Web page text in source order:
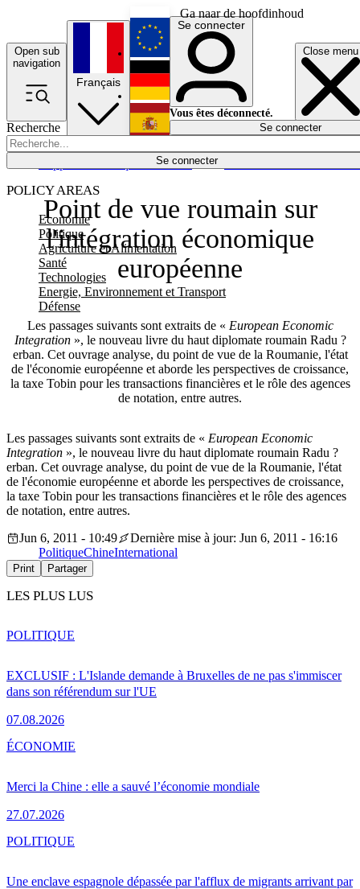
Ga naar de hoofdinhoud
Open sub
navigation
Close menu
Recherche
Se connecter
POLICY AREAS
Economie
Politique
Agriculture et Alimentation
Santé
Technologies
Energie, Environnement et Transport
Défense
Économie
Français
English
Deutsch
Español
Se connecter
Vous êtes déconnecté.
Se connecter
Point de vue roumain sur
l'intégration économique
européenne
Les passages suivants sont extraits de « European Economic
Integration », le nouveau livre du haut diplomate roumain Radu ?
erban. Cet ouvrage analyse, du point de vue de la Roumanie, l'état
de l'économie européenne et aborde les perspectives de croissance,
la taxe Tobin pour les transactions financières et le rôle des agences
de notation, entre autres.
Les passages suivants sont extraits de « European Economic
Integration », le nouveau livre du haut diplomate roumain Radu ?
erban. Cet ouvrage analyse, du point de vue de la Roumanie, l'état
de l'économie européenne et aborde les perspectives de croissance,
la taxe Tobin pour les transactions financières et le rôle des agences
de notation, entre autres.
Jun 6, 2011 - 10:49
Dernière mise à jour: Jun 6, 2011 - 16:16
PolitiqueChineInternational
Print Partager
LES PLUS LUS
EXCLUSIF : L'Islande demande à Bruxelles de ne pas s'immiscer
dans son référendum sur l'UE
07.08.2026
POLITIQUE
Merci la Chine : elle a sauvé l’économie mondiale
27.07.2026
ÉCONOMIE
Une enclave espagnole dépassée par l'afflux de migrants arrivant par
POLITIQUE